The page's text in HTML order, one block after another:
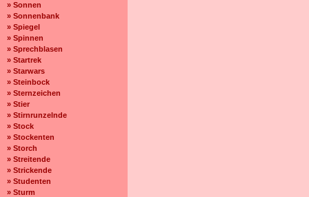
» Sonnen
» Sonnenbank
» Spiegel
» Spinnen
» Sprechblasen
» Startrek
» Starwars
» Steinbock
» Sternzeichen
» Stier
» Stirnrunzelnde
» Stock
» Stockenten
» Storch
» Streitende
» Strickende
» Studenten
» Sturm